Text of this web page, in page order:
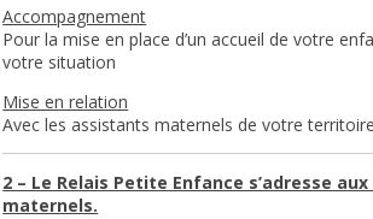
Accompagnement
Pour la mise en place d’un accueil de votre
votre situation
Mise en relation
Avec les assistants maternels de votre territoire
2 – Le Relais Petite Enfance s’adresse
maternels.